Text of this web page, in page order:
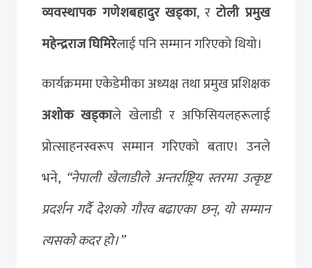
व्यवस्थापक गणेशबहादुर खड्का, रटोली प्रमुख
महेन्द्रराज घिमिरेलाई पनि सम्मान गरिएको थियो।
कार्यक्रममा एकेडेमीका अध्यक्ष तथा प्रमुख प्रशिक्षक
अशोक खड्काले खेलाडी र अफिसियलहरूलाई
प्रोत्साहनस्वरूप सम्मान गरिएको बताए। उनले
भने, “नेपाली खेलाडीले अन्तर्राष्ट्रिय स्तरमा उत्कृष्ट
प्रदर्शन गर्दै देशको गौरव बढाएका छन्, यो सम्मान
त्यसको कदर हो।”